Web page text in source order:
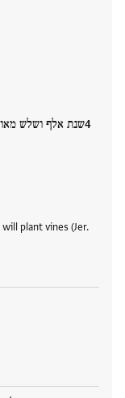
שנת אלף ושלש
will plant vines (Jer.